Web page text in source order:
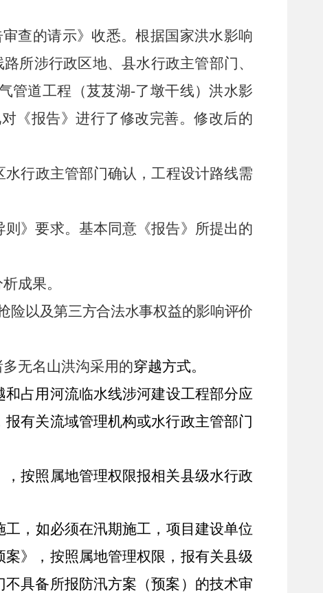
查的请示》收悉。根据国家洪水影响
路所涉行政区地、县水行政主管部门、
管道工程 （芨芨湖-了墩干线）洪水影
《报告》进行了修改完善。修改后的
水行政主管部门确认，工程设计路线需
》要求。基本同意《报告》所提出的
成果。
险以及第三方合法水事权益的影响评价
无名山洪沟采用的穿越方式。
和占用河流临水线涉河建设工程部分应
报有关流域管理机构或水行政主管部门
按照属地管理权限报相关县级水行政
， 如必须在汛期施工， 项目建设单位
》，按照属地管理权限，报有关县级
具备所报防汛方案（预案）的技术审